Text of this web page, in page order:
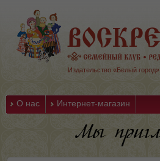
Издательство «Белый город»
О нас Интернет-магазин